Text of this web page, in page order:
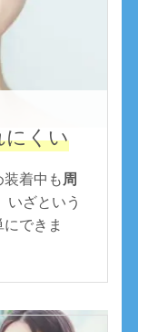
にくい
着中も 周
いざという
できま